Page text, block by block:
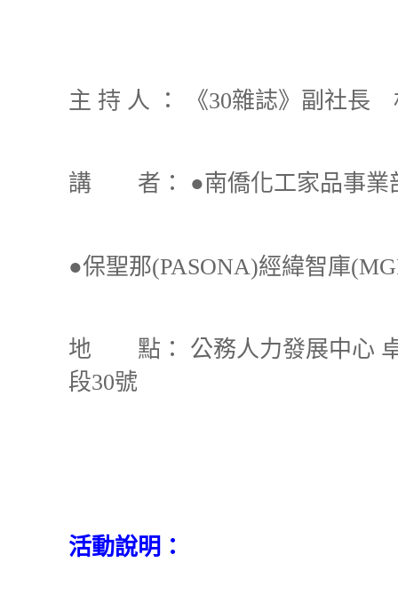
主 持 人 ： 《30雜誌》副社長
講 者： ●南僑化工家品事
●保聖那(PASONA)經緯智庫
地 點： 公務人力發展中心
段30號
活動說明：